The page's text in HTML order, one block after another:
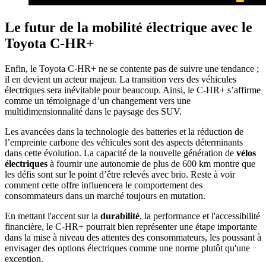
Le futur de la mobilité électrique avec le
Toyota C-HR+
Enfin, le Toyota C-HR+ ne se contente pas de suivre une tendance ;
il en devient un acteur majeur. La transition vers des véhicules
électriques sera inévitable pour beaucoup. Ainsi, le C-HR+ s’affirme
comme un témoignage d’un changement vers une
multidimensionnalité dans le paysage des SUV.
Les avancées dans la technologie des batteries et la réduction de
l’empreinte carbone des véhicules sont des aspects déterminants
dans cette évolution. La capacité de la nouvelle génération de vélos
électriques à fournir une autonomie de plus de 600 km montre que
les défis sont sur le point d’être relevés avec brio. Reste à voir
comment cette offre influencera le comportement des
consommateurs dans un marché toujours en mutation.
En mettant l'accent sur la durabilité, la performance et l'accessibilité
financière, le C-HR+ pourrait bien représenter une étape importante
dans la mise à niveau des attentes des consommateurs, les poussant à
envisager des options électriques comme une norme plutôt qu'une
exception.